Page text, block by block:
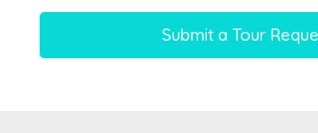
Submit a Tour